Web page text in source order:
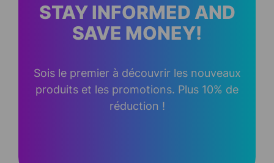
STAY INFORMED AND
SAVE MONEY!
Sois le premier à découvrir les nouveaux
produits et les promotions. Plus 10% de
réduction !